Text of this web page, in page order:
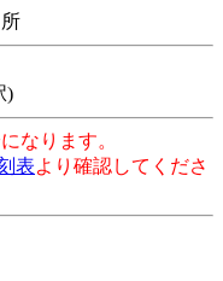
)
なります。
表より確認してくださ